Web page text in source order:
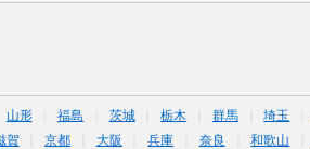
山形 福島 茨城 栃木 群馬 埼玉
賀 京都 大阪 兵庫 奈良 和歌山